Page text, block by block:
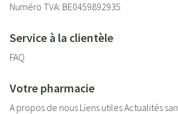
Numéro TVA: BE0459892935
Service à la clientèle
FAQ
Votre pharmacie
A propos de nous Liens utilesActualités